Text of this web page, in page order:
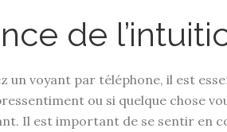
de
un voyant par téléphone, il est
ou si quelque chose
Il est important de se sentir en